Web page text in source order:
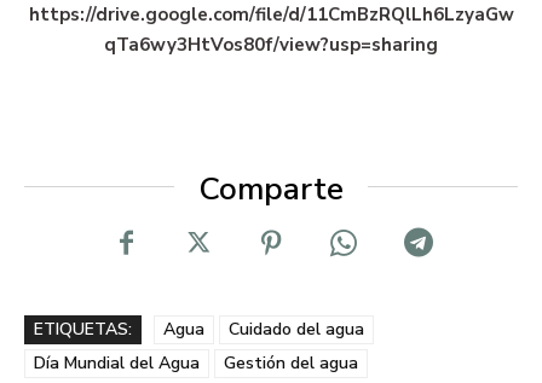
https://drive.google.com/file/d/11CmBzRQlLh6LzyaGw
qTa6wy3HtVos80f/view?usp=sharing
Comparte
ETIQUETAS: Agua
Cuidado del agua
Día Mundial del Agua
Gestión del agua